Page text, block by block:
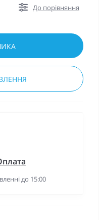
До порівняння
до 15:00